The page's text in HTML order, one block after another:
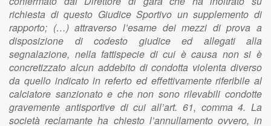
richiesta di questo Giudice Sportivo un supplemento di
rapporto; (…) attraverso l’esame dei mezzi di prova a
disposizione di codesto giudice ed allegati alla
segnalazione, nella fattispecie di cui è causa non si è
concretizzato alcun addebito di condotta violenta diverso
da quello indicato in referto ed effettivamente riferibile al
calciatore sanzionato e che non sono rilevabili condotte
gravemente antisportive di cui all’art. 61, comma 4. La
società reclamante ha chiesto l’annullamento ovvero, in